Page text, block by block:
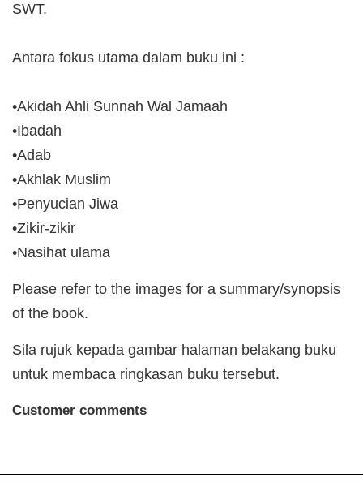
SWT.
Antara fokus utama dalam buku ini :
•Akidah Ahli Sunnah Wal Jamaah
•Ibadah
•Adab
•Akhlak Muslim
•Penyucian Jiwa
•Zikir-zikir
•Nasihat ulama
Please refer to the images for a summary/synopsis
of the book.
Sila rujuk kepada gambar halaman belakang buku
untuk membaca ringkasan buku tersebut.
Customer comments